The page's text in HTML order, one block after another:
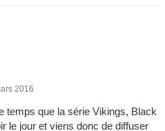
2016
temps que la série Vikings, Black
le jour et viens donc de diffuser